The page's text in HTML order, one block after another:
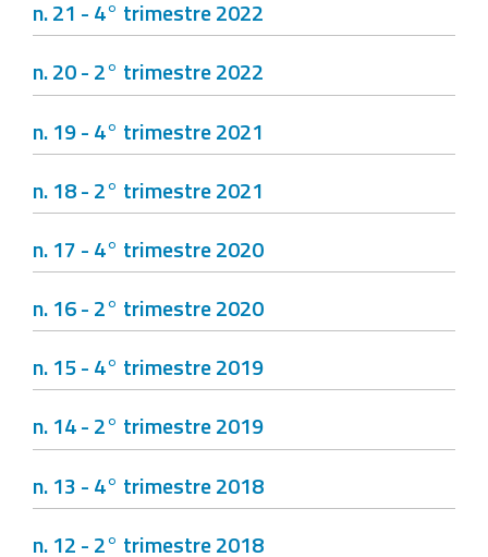
n. 21 - 4° trimestre 2022
n. 20 - 2° trimestre 2022
n. 19 - 4° trimestre 2021
n. 18 - 2° trimestre 2021
n. 17 - 4° trimestre 2020
n. 16 - 2° trimestre 2020
n. 15 - 4° trimestre 2019
n. 14 - 2° trimestre 2019
n. 13 - 4° trimestre 2018
n. 12 - 2° trimestre 2018